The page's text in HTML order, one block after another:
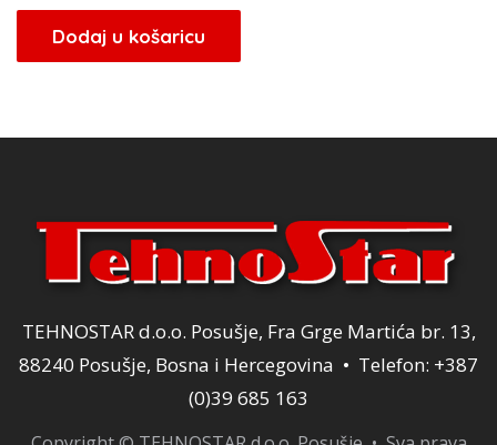
Dodaj u košaricu
TEHNOSTAR d.o.o. Posušje, Fra Grge Martića br. 13,
88240 Posušje, Bosna i Hercegovina • Telefon: +387
(0)39 685 163